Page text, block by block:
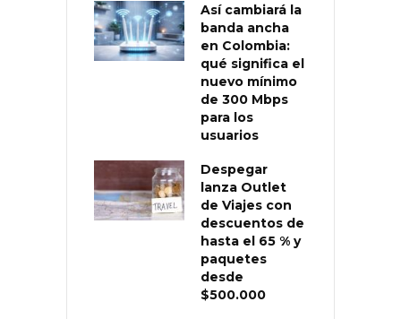
Así cambiará la
banda ancha
en Colombia:
qué significa el
nuevo mínimo
de 300 Mbps
para los
usuarios
Despegar
lanza Outlet
de Viajes con
descuentos de
hasta el 65 % y
paquetes
desde
$500.000